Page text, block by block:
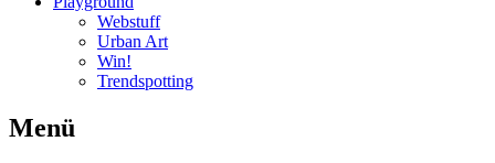
Webstuff
Urban Art
Win!
Trendspotting
Menü